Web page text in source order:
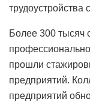
трудоустройства
Более 300 тысяч
прошли
предприятий.
предприятий